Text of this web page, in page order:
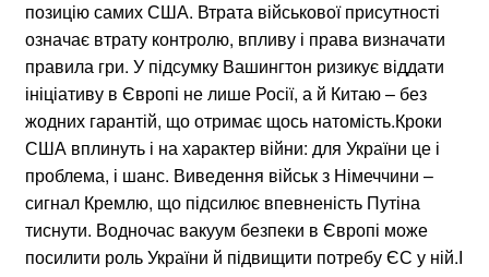
позицію самих США. Втрата військової присутності
означає втрату контролю, впливу і права визначати
правила гри. У підсумку Вашингтон ризикує віддати
ініціативу в Європі не лише Росії, а й Китаю – без
жодних гарантій, що отримає щось натомість.Кроки
США вплинуть і на характер війни: для України це і
проблема, і шанс. Виведення військ з Німеччини –
сигнал Кремлю, що підсилює впевненість Путіна
тиснути. Водночас вакуум безпеки в Європі може
посилити роль України й підвищити потребу ЄС у ній.І